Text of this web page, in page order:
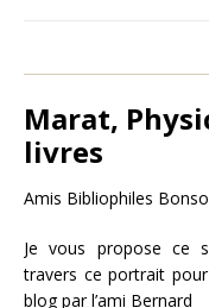
Marat,
livres
Amis Bibliophiles
Je vous propose ce
travers ce portrait
blog par l’ami Bernard